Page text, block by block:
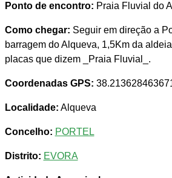
Ponto de encontro: Praia Fluvial do
Como chegar: Seguir em direção a
barragem do Alqueva, 1,5Km da
placas que dizem _Praia Fluvial_.
Coordenadas GPS:
Localidade: Alqueva
Concelho: PORTEL
Distrito: EVORA